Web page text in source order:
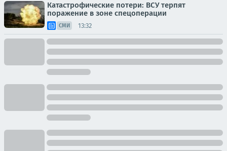
Катастрофические потери: ВСУ терпят
поражение в зоне спецоперации
СМИ 13:32